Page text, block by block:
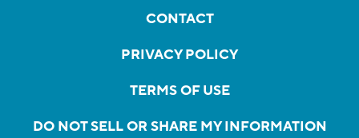
CONTACT
PRIVACY POLICY
TERMS OF USE
DO NOT SELL OR SHARE MY INFORMATION